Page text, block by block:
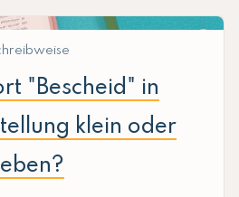
"Bescheid" in
klein oder